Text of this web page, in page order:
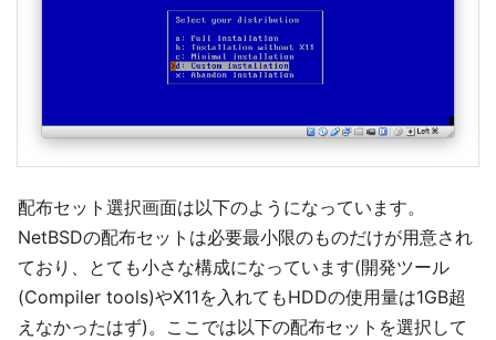
配布セット選択画面は以下のようになっています。
NetBSDの配布セットは必要最小限のものだけが用意され
ており、とても小さな構成になっています(開発ツール
(Compiler tools)やX11を入れてもHDDの使用量は1GB超
えなかったはず)。ここでは以下の配布セットを選択して